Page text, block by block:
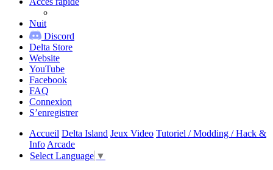
Nuit
Discord
Delta Store
Website
YouTube
Facebook
FAQ
Connexion
S’enregistrer
Accueil Delta Island Jeux Video Tutoriel / Modding / Hack &
Info Arcade
Select Language ▼